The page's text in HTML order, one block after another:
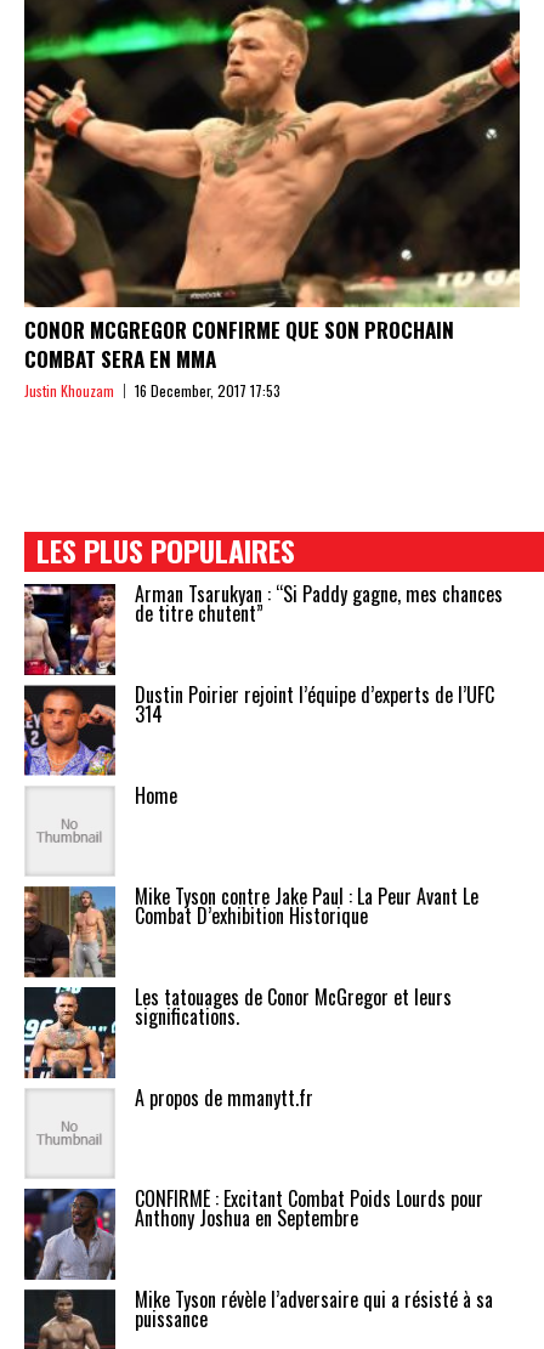
CONOR MCGREGOR CONFIRME QUE SON PROCHAIN
COMBAT SERA EN MMA
Justin Khouzam 16 December, 2017 17:53
LES PLUS POPULAIRES
Arman Tsarukyan : “Si Paddy gagne, mes chances
de titre chutent”
Dustin Poirier rejoint l’équipe d’experts de l’UFC
314
Home
Mike Tyson contre Jake Paul : La Peur Avant Le
Combat D’exhibition Historique
Les tatouages de Conor McGregor et leurs
significations.
A propos de mmanytt.fr
CONFIRMÉ : Excitant Combat Poids Lourds pour
Anthony Joshua en Septembre
Mike Tyson révèle l’adversaire qui a résisté à sa
puissance